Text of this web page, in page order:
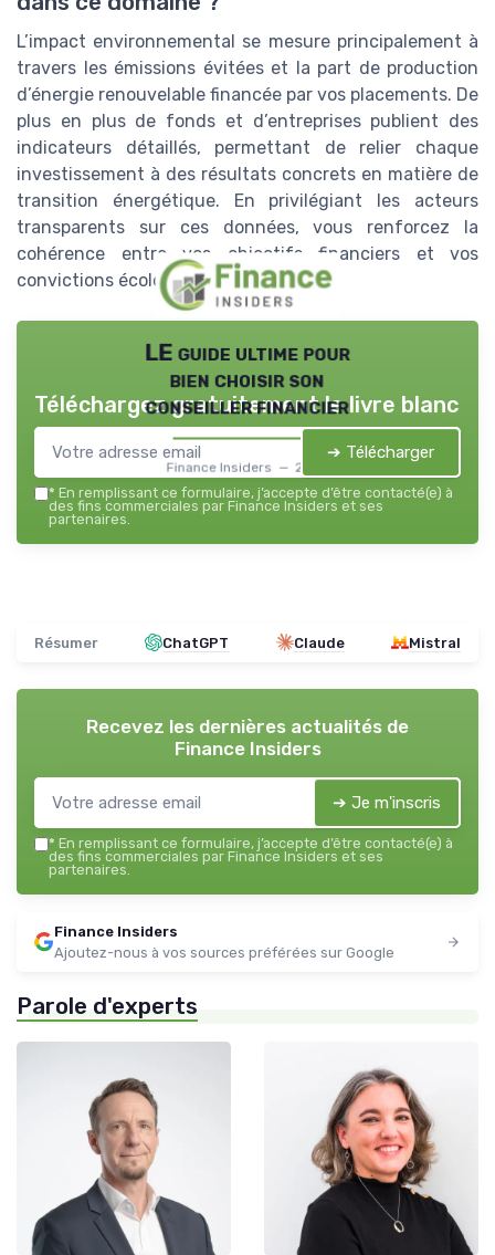
L’impact environnemental se mesure principalement à
travers les émissions évitées et la part de production
d’énergie renouvelable financée par vos placements. De
plus en plus de fonds et d’entreprises publient des
indicateurs détaillés, permettant de relier chaque
investissement à des résultats concrets en matière de
transition énergétique. En privilégiant les acteurs
transparents sur ces données, vous renforcez la
cohérence entre vos objectifs financiers et vos
convictions écologiques.
LE guide ultime pour
bien choisir son
conseiller financier
Finance Insiders — 2026
Téléchargez gratuitement le livre blanc
➔ Télécharger
* En remplissant ce formulaire, j’accepte d’être contacté(e) à
des fins commerciales par Finance Insiders et ses
partenaires.
Résumer ChatGPT Claude Mistral
Recevez les dernières actualités de
Finance Insiders
➔ Je m'inscris
* En remplissant ce formulaire, j’accepte d’être contacté(e) à
des fins commerciales par Finance Insiders et ses
partenaires.
Finance Insiders
Ajoutez-nous à vos sources préférées sur Google
Parole d'experts